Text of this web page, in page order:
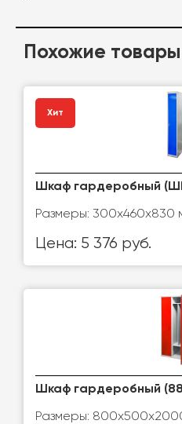
Похожие товары
Хит
Шкаф гардеробный
Размеры: 300x460x830
Цена: 5 376 руб.
Шкаф гардеробный
Размеры: